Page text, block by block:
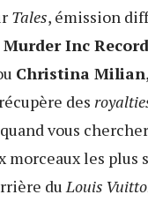
Tales, émission
Murder Inc
Christina Milian
des
vous
les plus
duLouis